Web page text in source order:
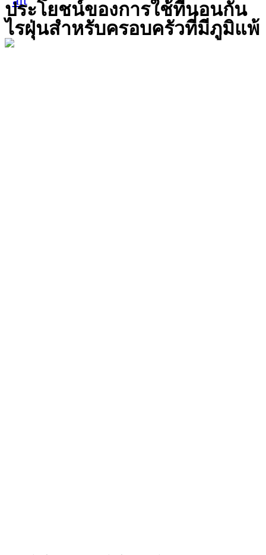
ประโยชน์ของการใช้ที่นอนกัน
ไรฝุ่นสำหรับครอบครัวที่มีภูมิแพ้